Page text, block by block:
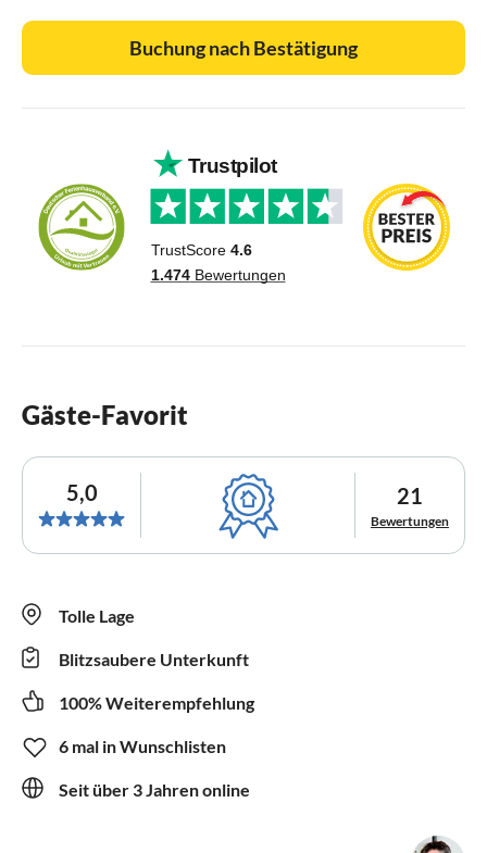
Buchung nach Bestätigung
Gäste-Favorit
5,0 21
Bewertungen
Tolle Lage
Blitzsaubere Unterkunft
100% Weiterempfehlung
6 mal in Wunschlisten
Seit über 3 Jahren online